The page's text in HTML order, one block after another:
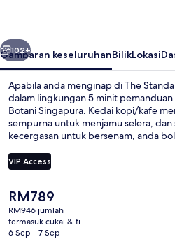
Seterusnya
102+
Gambaran keseluruhanBilikLokasi
Apabila anda menginap di The
dalam lingkungan 5 minit
Botani Singapura. Kedai kopi/kafe
sempurna untuk menjamu selera,
kecergasan untuk bersenam, anda
mewah ini termasuk kolam renang
taman. Pengangkutan awam berada
VIP Access
Harga
semasa
ialah
RM789
RM789
RM946 jumlah
termasuk cukai & fi
6 Sep - 7 Sep